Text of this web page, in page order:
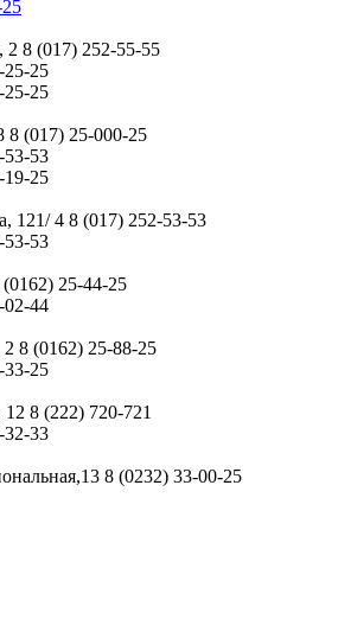
2 8 (017) 252-55-55
25-25
25-25
8 (017) 25-000-25
53-53
19-25
121/ 4 8 (017) 252-53-53
53-53
(0162) 25-44-25
02-44
2 8 (0162) 25-88-25
33-25
12 8 (222) 720-721
32-33
8 (0232) 33-00-25